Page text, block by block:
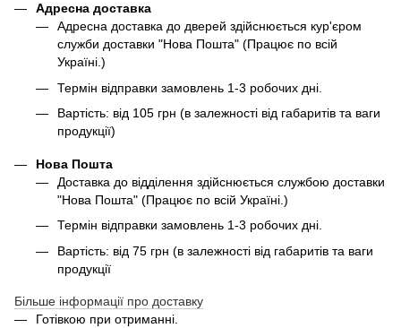
Адресна доставка
Адресна доставка до дверей здійснюється кур'єром
служби доставки "Нова Пошта" (Працює по всій
Україні.)
Термін відправки замовлень 1-3 робочих дні.
Вартість: від 105 грн (в залежності від габаритів та ваги
продукції)
Нова Пошта
Доставка до відділення здійснюється службою доставки
"Нова Пошта" (Працює по всій Україні.)
Термін відправки замовлень 1-3 робочих дні.
Вартість: від 75 грн (в залежності від габаритів та ваги
продукції
Більше інформації про доставку
Готівкою при отриманні.